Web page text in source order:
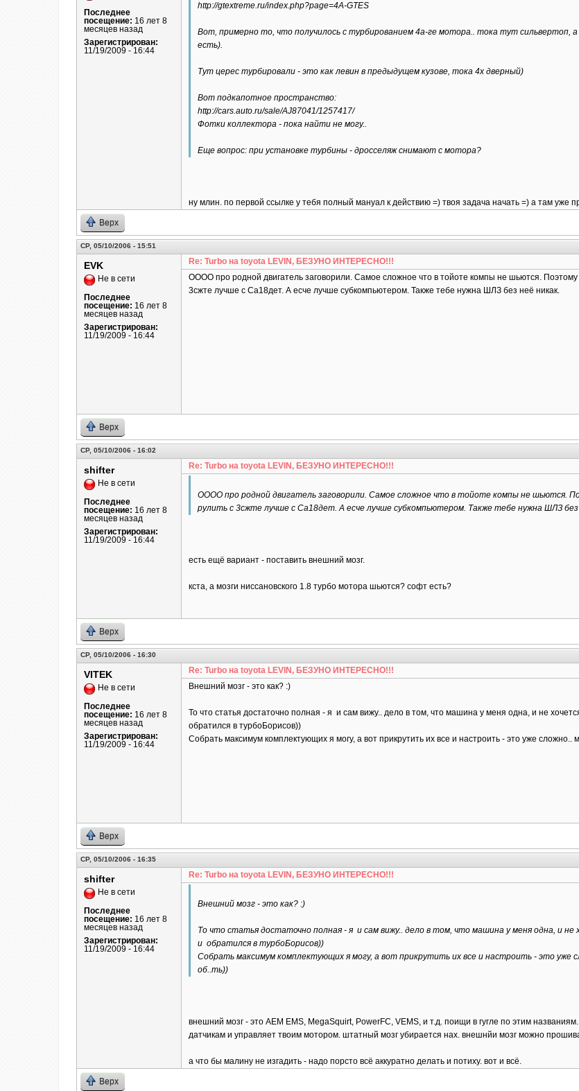
Последнее
посещение: 16 лет 8
месяцев назад
Зарегистрирован:
11/19/2009 - 16:44
http://gtextreme.ru/index.php?page=4A-GTES
Вот, примерно то, что получилось с турбированием 4а-ге мотора.. тока тут сильвертоп, а
есть).
Тут церес турбировали - это как левин в предыдущем кузове, тока 4х дверный)
Вот подкапотное пространство:
http://cars.auto.ru/sale/AJ87041/1257417/
Фотки коллектора - пока найти не могу..
Еще вопрос: при установке турбины - дросселяж снимают с мотора?
ну млин. по первой ссылке у тебя полный мануал к действию =) твоя задача начать =) а там уже
Верх
СР, 05/10/2006 - 15:51
EVK
Не в сети
Последнее
посещение: 16 лет 8
месяцев назад
Зарегистрирован:
11/19/2009 - 16:44
Re: Turbo на toyota LEVIN, БЕЗУНО ИНТЕРЕСНО!!!
ОООО про родной двигатель заговорили. Самое сложное что в тойоте компы не шьются.
3сжте лучше с Са18дет. А есче лучше субкомпьютером. Также тебе нужна ШЛЗ без неё никак.
Верх
СР, 05/10/2006 - 16:02
shifter
Не в сети
Последнее
посещение: 16 лет 8
месяцев назад
Зарегистрирован:
11/19/2009 - 16:44
Re: Turbo на toyota LEVIN, БЕЗУНО ИНТЕРЕСНО!!!
ОООО про родной двигатель заговорили. Самое сложное что в тойоте компы не шьются.
рулить с 3сжте лучше с Са18дет. А есче лучше субкомпьютером. Также тебе нужна ШЛЗ без
есть ещё вариант - поставить внешний мозг.
кста, а мозги ниссановского 1.8 турбо мотора шьются? софт есть?
Верх
СР, 05/10/2006 - 16:30
VITEK
Не в сети
Последнее
посещение: 16 лет 8
месяцев назад
Зарегистрирован:
11/19/2009 - 16:44
Re: Turbo на toyota LEVIN, БЕЗУНО ИНТЕРЕСНО!!!
Внешний мозг - это как? :)
То что статья достаточно полная - я и сам вижу.. дело в том, что машина у меня одна, и не
обратился в турбоБорисов))
Собрать максимум комплектующих я могу, а вот прикрутить их все и настроить - это уже
Верх
СР, 05/10/2006 - 16:35
shifter
Не в сети
Последнее
посещение: 16 лет 8
месяцев назад
Зарегистрирован:
11/19/2009 - 16:44
Re: Turbo на toyota LEVIN, БЕЗУНО ИНТЕРЕСНО!!!
Внешний мозг - это как? :)
То что статья достаточно полная - я и сам вижу.. дело в том, что машина у меня одна, и
и обратился в турбоБорисов))
Собрать максимум комплектующих я могу, а вот прикрутить их все и настроить - это уже
об..ть))
внешний мозг - это AEM EMS, MegaSquirt, PowerFC, VEMS, и т.д. поищи в гугле по этим
датчикам и управляет твоим мотором. штатный мозг убирается нах. внешнйи мозг можно
а что бы малину не изгадить - надо порсто всё аккуратно делать и потиху. вот и всё.
Верх